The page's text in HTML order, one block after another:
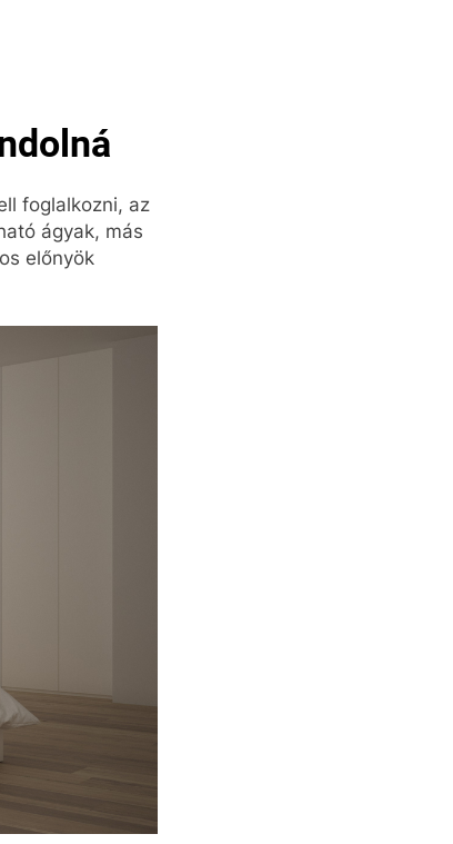
foglalkozni, az
ágyak, más
előnyök